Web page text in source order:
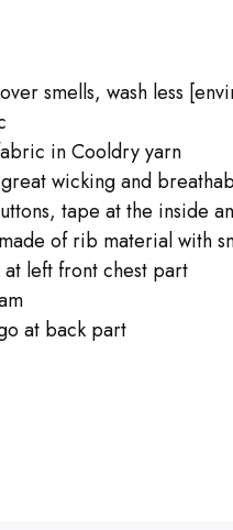
smells, wash less
in Cooldry yarn
wicking and
tape at the inside
of rib material with
at left front chest part
at back part